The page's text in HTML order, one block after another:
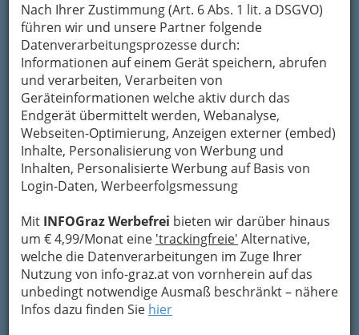
Nach Ihrer Zustimmung (Art. 6 Abs. 1 lit. a DSGVO)
führen wir und unsere Partner folgende
Datenverarbeitungsprozesse durch:
Informationen auf einem Gerät speichern, abrufen
und verarbeiten, Verarbeiten von
Geräteinformationen welche aktiv durch das
Endgerät übermittelt werden, Webanalyse,
Webseiten-Optimierung, Anzeigen externer (embed)
Inhalte, Personalisierung von Werbung und
Inhalten, Personalisierte Werbung auf Basis von
Login-Daten, Werbeerfolgsmessung
Mit INFOGraz Werbefrei bieten wir darüber hinaus
um € 4,99/Monat eine 'trackingfreie' Alternative,
welche die Datenverarbeitungen im Zuge Ihrer
Nutzung von info-graz.at von vornherein auf das
unbedingt notwendige Ausmaß beschränkt – nähere
Infos dazu finden Sie hier
Navigation
Biologische Produkte Graz und
Umgebung
Blumenbinder & Floristen Graz und
Umgebung